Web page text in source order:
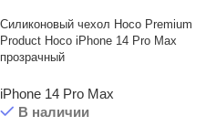
Силиконовый чехол Hoco Premium
Product Hoco iPhone 14 Pro Max
прозрачный
iPhone 14 Pro Max
В наличии